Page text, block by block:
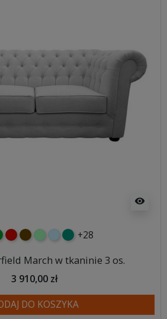
visibility
czerwony
czekoladowy
miętowybłękitny
turkusowy
+28
March w tkaninie 3 os.
3 910,00 zł
DO KOSZYKA